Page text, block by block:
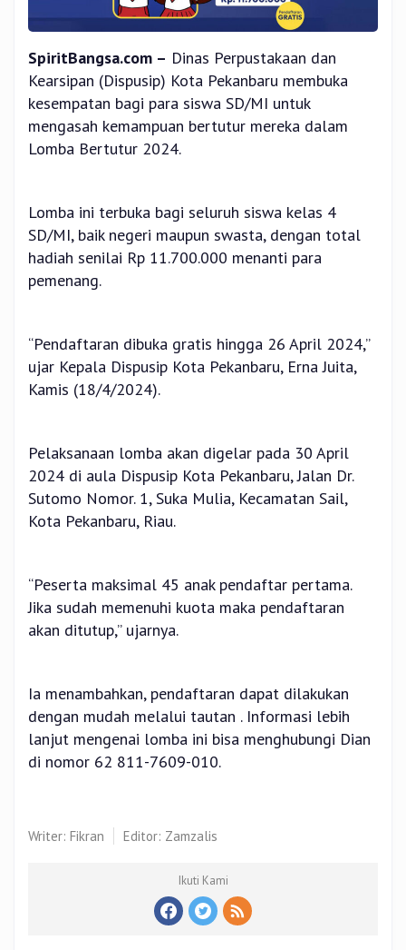
SpiritBangsa.com – Dinas Perpustakaan dan
Kearsipan (Dispusip) Kota Pekanbaru membuka
kesempatan bagi para siswa SD/MI untuk
mengasah kemampuan bertutur mereka dalam
Lomba Bertutur 2024.
Lomba ini terbuka bagi seluruh siswa kelas 4
SD/MI, baik negeri maupun swasta, dengan total
hadiah senilai Rp 11.700.000 menanti para
pemenang.
“Pendaftaran dibuka gratis hingga 26 April 2024,”
ujar Kepala Dispusip Kota Pekanbaru, Erna Juita,
Kamis (18/4/2024).
Pelaksanaan lomba akan digelar pada 30 April
2024 di aula Dispusip Kota Pekanbaru, Jalan Dr.
Sutomo Nomor. 1, Suka Mulia, Kecamatan Sail,
Kota Pekanbaru, Riau.
“Peserta maksimal 45 anak pendaftar pertama.
Jika sudah memenuhi kuota maka pendaftaran
akan ditutup,” ujarnya.
Ia menambahkan, pendaftaran dapat dilakukan
dengan mudah melalui tautan . Informasi lebih
lanjut mengenai lomba ini bisa menghubungi Dian
di nomor 62 811-7609-010.
Writer: Fikran Editor: Zamzalis
Ikuti Kami